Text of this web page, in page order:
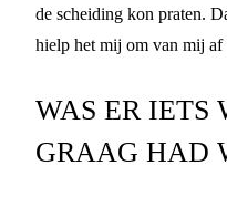
de scheiding kon praten.
hielp het mij om van mij af
WAS ER IETS
GRAAG HAD